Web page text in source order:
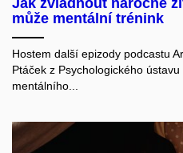
může mentální trénink
Hostem další epizody podcastu
Ptáček z Psychologického
mentálního...